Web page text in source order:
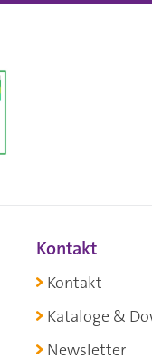
Kontakt
Kontakt
Kataloge &
Newsletter